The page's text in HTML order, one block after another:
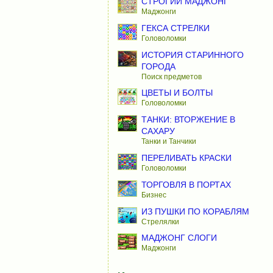
Маджонги
ГЕКСА СТРЕЛКИ
Головоломки
ИСТОРИЯ СТАРИННОГО
ГОРОДА
Поиск предметов
ЦВЕТЫ И БОЛТЫ
Головоломки
ТАНКИ: ВТОРЖЕНИЕ В
САХАРУ
Танки и Танчики
ПЕРЕЛИВАТЬ КРАСКИ
Головоломки
ТОРГОВЛЯ В ПОРТАХ
Бизнес
ИЗ ПУШКИ ПО КОРАБЛЯМ
Стрелялки
МАДЖОНГ СЛОГИ
Маджонги